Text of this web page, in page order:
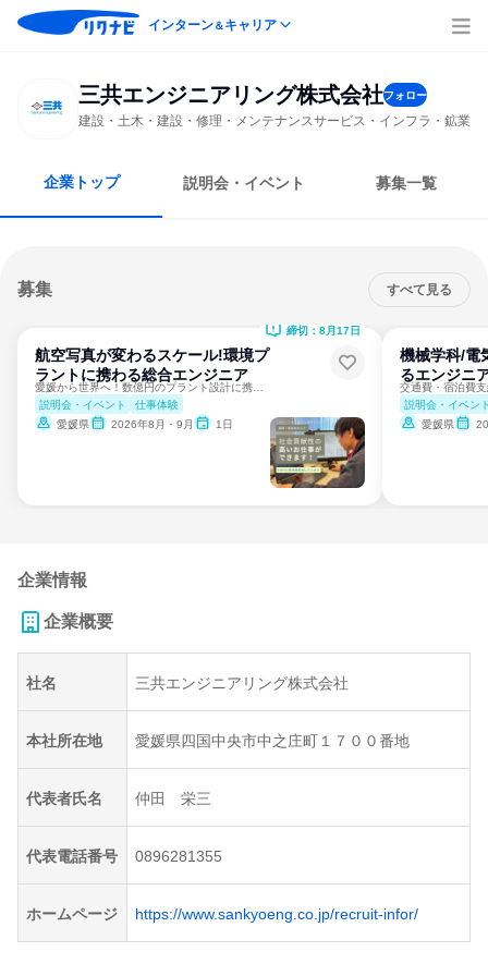
インターン＆キャリア
三共エンジニアリング株式会社フォロー
建設・土木・建設・修理・メンテナンスサービス・インフラ・鉱業
企業トップ 説明会・イベント 募集一覧
募集 すべて見る
航空写真が変わるスケール!環境プ
ラントに携わる総合エンジニア
説明会・イベント
仕事体験
愛媛県
2026年8月・9月 1日
締切：8月17日
機械学科/電
るエンジニ
説明会・イベン
愛媛県
企業情報
企業概要
社名 三共エンジニアリング株式会社
本社所在地 愛媛県四国中央市中之庄町１７００番地
代表者氏名 仲田 栄三
代表電話番号 0896281355
ホームページ https://www.sankyoeng.co.jp/recruit-infor/